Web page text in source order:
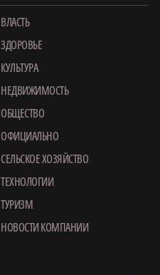
ВЛАСТЬ
ЗДОРОВЬЕ
КУЛЬТУРА
НЕДВИЖИМОСТЬ
ОБЩЕСТВО
ОФИЦИАЛЬНО
СЕЛЬСКОЕ ХОЗЯЙСТВО
ТЕХНОЛОГИИ
ТУРИЗМ
НОВОСТИ КОМПАНИИ